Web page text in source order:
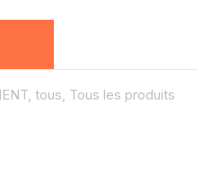
tous, Tous les produits